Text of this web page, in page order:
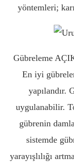
yöntemleri;
Gübreleme
En iyi
yapılandır.
uygulanabilir.
gübrenin
sistemde
yarayışlılığı